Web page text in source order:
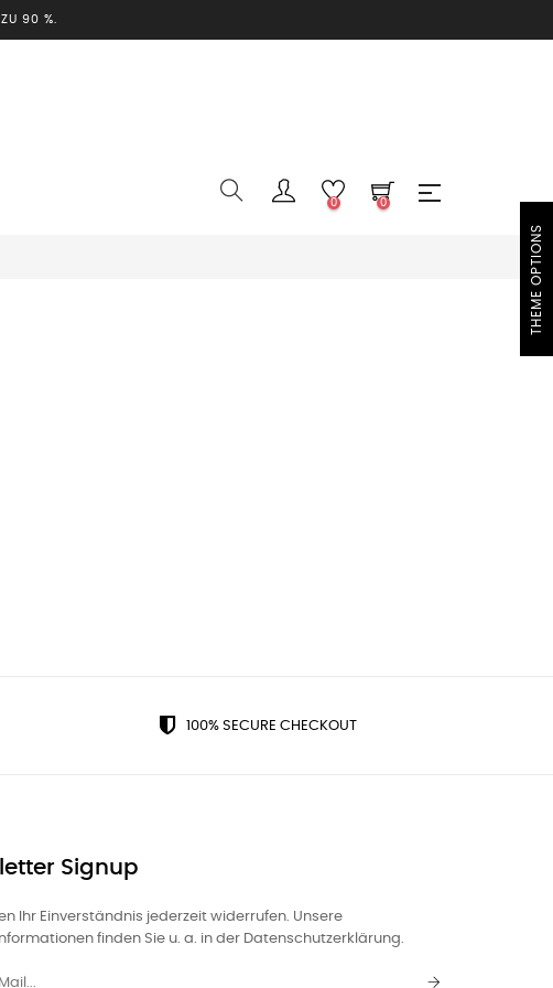
90 %.
0 0
100% SECURE CHECKOUT
Signup
Ihr Einverständnis jederzeit widerrufen. Unsere
finden Sie u. a. in der Datenschutzerklärung.
THEME OPTIONS